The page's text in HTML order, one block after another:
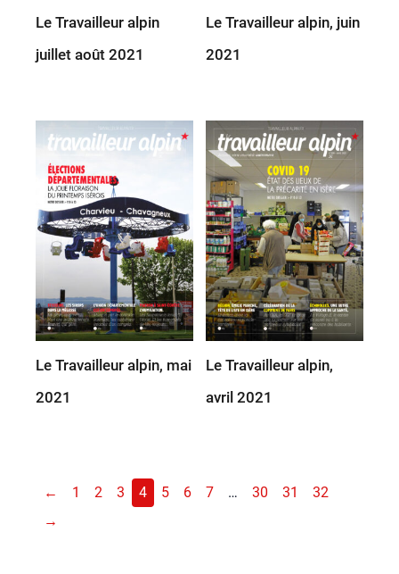
Le Travailleur alpin
juillet août 2021
Le Travailleur alpin, juin
2021
Le Travailleur alpin, mai
2021
Le Travailleur alpin,
avril 2021
← 1 2 3 4 5 6 7 … 30 31
32
→